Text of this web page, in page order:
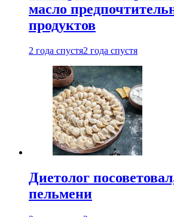
масло
продуктов
2 года спустя2 года спустя
Диетолог
пельмени